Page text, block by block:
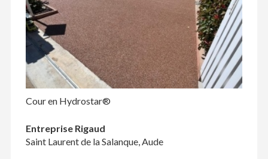
Cour en Hydrostar®
Entreprise Rigaud
Saint Laurent de la Salanque, Aude